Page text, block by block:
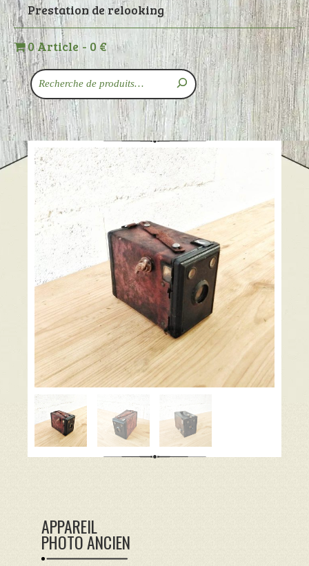
Prestation de relooking
0 Article 0 €
Recherche
APPAREIL
PHOTO ANCIEN